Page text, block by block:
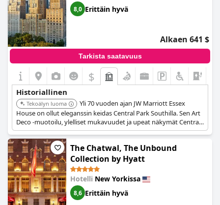
8,0 Erittäin hyvä
Alkaen 641 $
Tarkista saatavuus
$
Historiallinen
Tekoälyn luoma
Yli 70 vuoden ajan JW Marriott Essex
House on ollut eleganssin keidas Central Park Southilla. Sen Art
Deco -muotoilu, ylelliset mukavuudet ja upeat näkymät Central
Parkiin ja New Yorkin horisonttiin ovat tehneet siitä suositun
kohteen vaativille matkailijoille, jotka etsivät yhdistelmää
historiaa ja ylellisyyttä.The Chatwal, The Unbound
Collection by Hyatt
Hotelli New Yorkissa
8,6 Erittäin hyvä